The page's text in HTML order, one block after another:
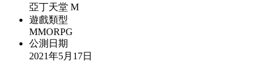
亞丁天堂 M
遊戲類型
MMORPG
公測日期
2021年5月17日